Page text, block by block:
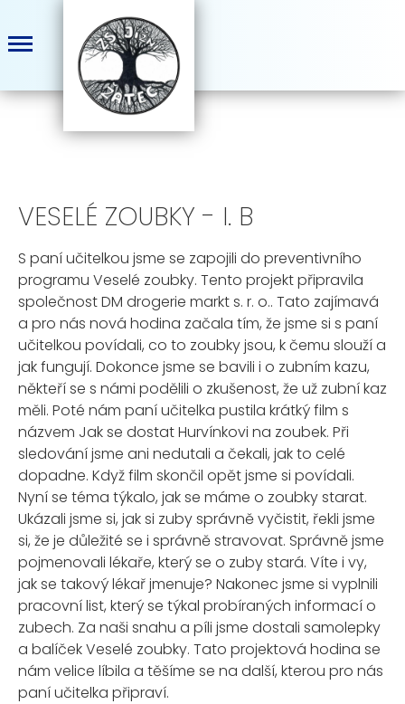
VESELÉ ZOUBKY - I. B
S paní učitelkou jsme se zapojili do preventivního
programu Veselé zoubky. Tento projekt připravila
společnost DM drogerie markts. r. o.. Tato zajímavá
a pro nás nová hodina začala tím, že jsme si s paní
učitelkou povídali, co to zoubky jsou, k čemu slouží a
jak fungují. Dokonce jsme se bavili i o zubním kazu,
někteříse s námi podělili o zkušenost, že už zubní kaz
měli. Poté nám paní učitelka pustila krátký film s
názvem Jak se dostat Hurvínkovi na zoubek. Při
sledování jsme ani nedutali a čekali, jak to celé
dopadne. Když film skončil opět jsme si povídali.
Nyní se téma týkalo, jak se máme o zoubky starat.
Ukázali jsme si, jak si zuby správně vyčistit, řekli jsme
si, že je důležité se i správně stravovat. Správně jsme
pojmenovali lékaře, který se o zuby stará. Víte i vy,
jak se takovýlékařjmenuje? Nakonec jsme si vyplnili
pracovní list, který se týkal probíraných informací o
zubech. Za naši snahu a píli jsme dostali samolepky
a balíček Veselé zoubky. Tato projektová hodina se
nám velice líbila a těšíme se na další, kterou pro nás
paní učitelka připraví.